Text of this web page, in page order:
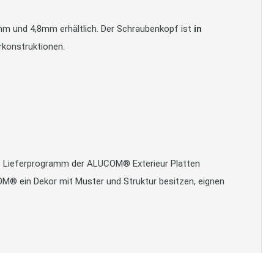
und 4,8mm erhältlich. Der Schraubenkopf ist in
der ALUCOM® Exterieur Platten
ein Dekor mit Muster und Struktur besitzen, eignen